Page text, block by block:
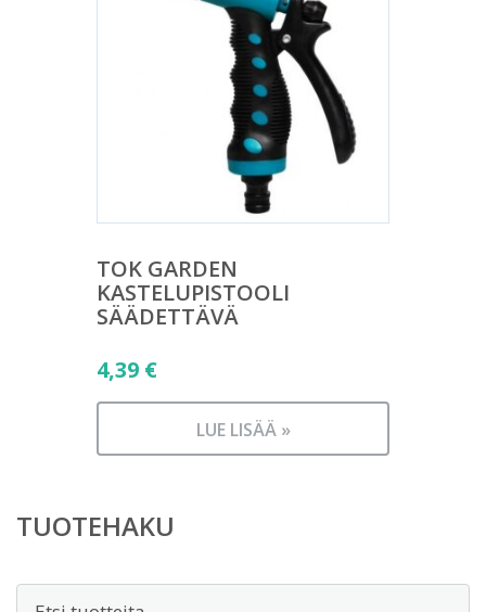
TOK GARDEN
KASTELUPISTOOLI
SÄÄDETTÄVÄ
4,39 €
LUE LISÄÄ »
TUOTEHAKU